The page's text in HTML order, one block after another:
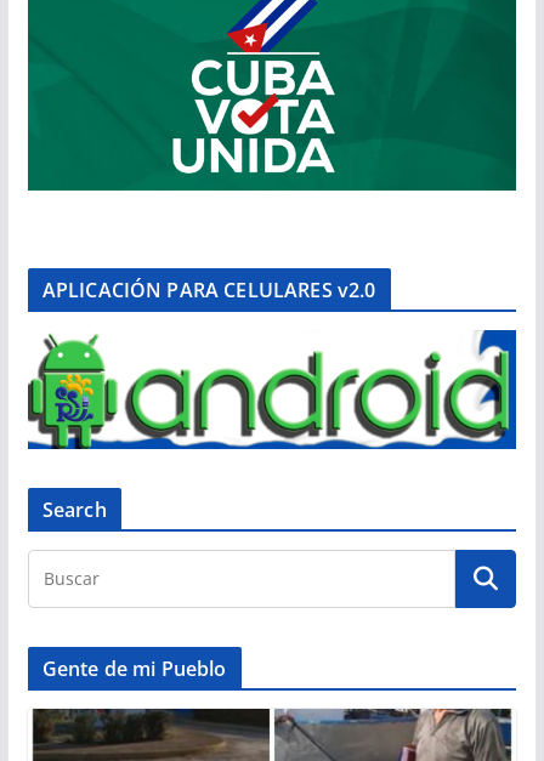
APLICACIÓN PARA CELULARES v2.0
Search
Gente de mi Pueblo